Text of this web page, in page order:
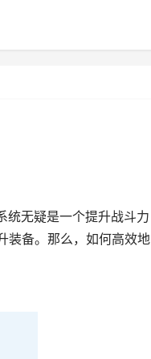
统无疑是一个提升战斗力
装备。那么，如何高效地